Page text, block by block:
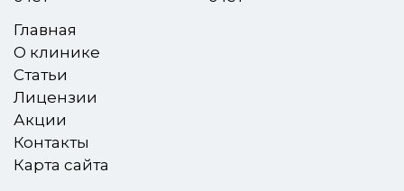
Главная
О клинике
Статьи
Лицензии
Акции
Контакты
Карта сайта